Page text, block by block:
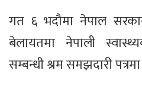
गत ६ भदौमा नेपाल
बेलायतमा नेपाली
सम्बन्धी श्रम समझदारी